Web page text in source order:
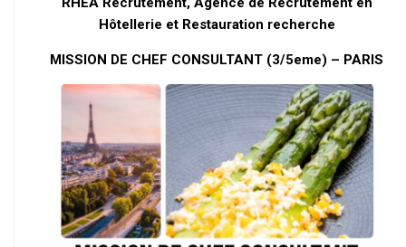
Hôtellerie et Restauration recherche
MISSION DE CHEF CONSULTANT (3/5eme) – PARIS